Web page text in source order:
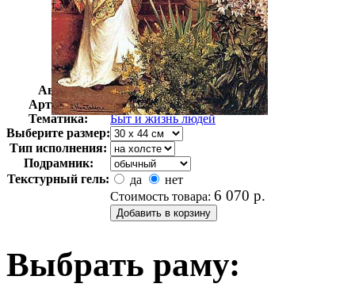
Автор:
Альма-Тадема Лоуренс
Арт-стиль
Романтизм
Тематика:
Быт и жизнь людей
Выберите размер:
Тип исполнения:
Подрамник:
Текстурный гель:
да
нет
Стоимость товара: 6 070 р.
Выбрать раму: